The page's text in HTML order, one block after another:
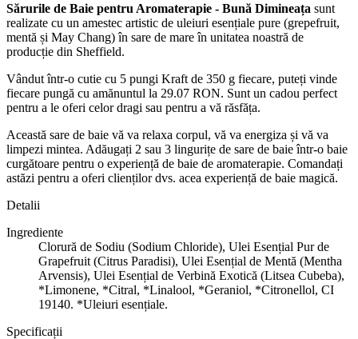
Sărurile de Baie pentru Aromaterapie - Bună Dimineața sunt
realizate cu un amestec artistic de uleiuri esențiale pure (grepefruit,
mentă și May Chang) în sare de mare în unitatea noastră de
producție din Sheffield.
Vândut într-o cutie cu 5 pungi Kraft de 350 g fiecare, puteți vinde
fiecare pungă cu amănuntul la 29.07 RON. Sunt un cadou perfect
pentru a le oferi celor dragi sau pentru a vă răsfăța.
Această sare de baie vă va relaxa corpul, vă va energiza și vă va
limpezi mintea. Adăugați 2 sau 3 lingurițe de sare de baie într-o baie
curgătoare pentru o experiență de baie de aromaterapie. Comandați
astăzi pentru a oferi clienților dvs. acea experiență de baie magică.
Detalii
Ingrediente
Clorură de Sodiu (Sodium Chloride), Ulei Esențial Pur de
Grapefruit (Citrus Paradisi), Ulei Esențial de Mentă (Mentha
Arvensis), Ulei Esențial de Verbină Exotică (Litsea Cubeba),
*Limonene, *Citral, *Linalool, *Geraniol, *Citronellol, CI
19140. *Uleiuri esențiale.
Specificații